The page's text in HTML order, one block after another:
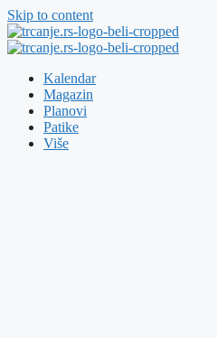
Skip to content
Kalendar
Magazin
Planovi
Patike
Više